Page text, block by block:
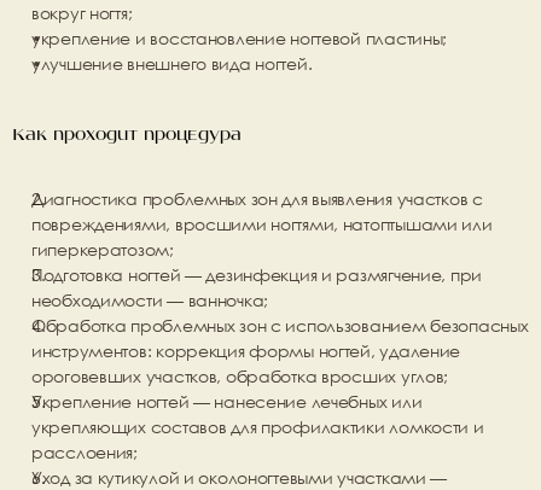
вокруг ногтя;
укрепление и восстановление ногтевой пластины;
улучшение внешнего вида ногтей.
Как проходит процедура
Диагностика проблемных зон для выявления участков с
повреждениями, вросшими ногтями, натоптышами или
гиперкератозом;
Подготовка ногтей — дезинфекция и размягчение, при
необходимости — ванночка;
Обработка проблемных зон с использованием безопасных
инструментов: коррекция формы ногтей, удаление
ороговевших участков, обработка вросших углов;
Укрепление ногтей — нанесение лечебных или
укрепляющих составов для профилактики ломкости и
расслоения;
Уход за кутикулой и околоногтевыми участками —